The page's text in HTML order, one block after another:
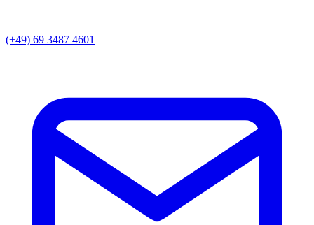
(+49) 69 3487 4601